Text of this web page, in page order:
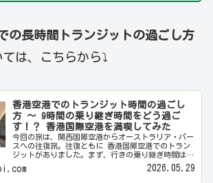
長時間トランジットの過ごし方
は、こちらから⤵
香港空港でのトランジット時間の過ごし
方 ～ 9時間の乗り継ぎ時間をどう過ご
す！？ 香港国際空港を満喫してみた
今回の旅は、関西国際空港からオーストラリア・パー
スへの往復旅。往復ともに 香港国際空港でのトラン
ジットがありました。まず、行きの乗り継ぎ時間は約
90分。「そんな短時間で大丈夫？」と少し不安でした
が、結果的にはまったく問題なし。案内表示も分か…
2026.05.29